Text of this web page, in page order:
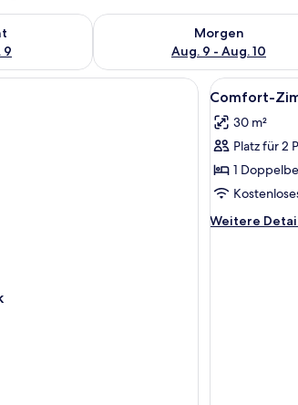
9
für heute Nacht, Aug. 8 - Aug. 9.
Morgen
Aug. 9 - Aug. 10
Überprüfe die Verfügbarkeit
Alle
Fotos
für
Comfort-
Zimmer
(MaraVilla)
anzeigen
1
Comfort-
30 m²
Platz für 2
1
Weitere
Weitere